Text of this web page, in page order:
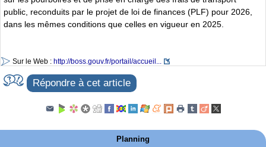
public, reconduits par le projet de loi de finances (PLF) pour 2026,
dans les mêmes conditions que celles en vigueur en 2025.
Sur le Web : http://boss.gouv.fr/portail/accueil...
Répondre à cet article
Planning